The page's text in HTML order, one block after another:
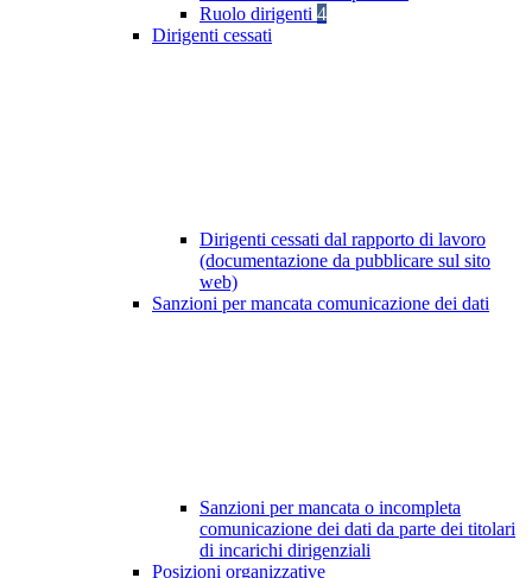
Ruolo dirigenti 4
Dirigenti cessati
Dirigenti cessati dal rapporto di lavoro
(documentazione da pubblicare sul sito
web)
Sanzioni per mancata comunicazione dei dati
Sanzioni per mancata o incompleta
comunicazione dei dati da parte dei titolari
di incarichi dirigenziali
Posizioni organizzative